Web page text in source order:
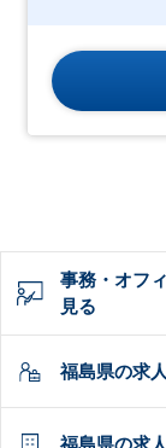
事務・オフ
見る
福島県の求
福島県の求